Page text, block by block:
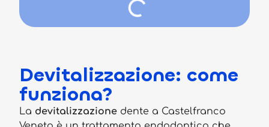
Devitalizzazione: come
funziona?
La devitalizzazione dente a Castelfranco